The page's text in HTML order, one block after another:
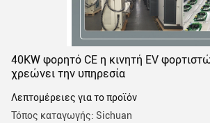
40KW φορητό CE η κινητή EV
χρεώνει την υπηρεσία
Λεπτομέρειες για το προϊόν
Τόπος καταγωγής: Sichuan